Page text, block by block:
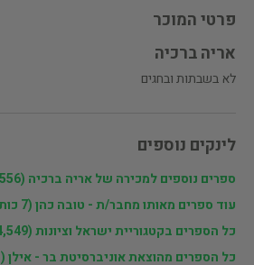
פרטי המוכר
אריה ברכיה
לא בשבתות ובחגים
לינקים נוספים
ספרים נוספים למכירה של אריה ברכיה (1,556 כותרים)
עוד ספרים מאותו מחבר/ת - טובה כהן (7 כותרים)
כל הספרים בקטגוריית ישראל וציונות (4,549 כותרים)
כל הספרים מהוצאת אוניברסיטת בר - אילן (3 כותרים)